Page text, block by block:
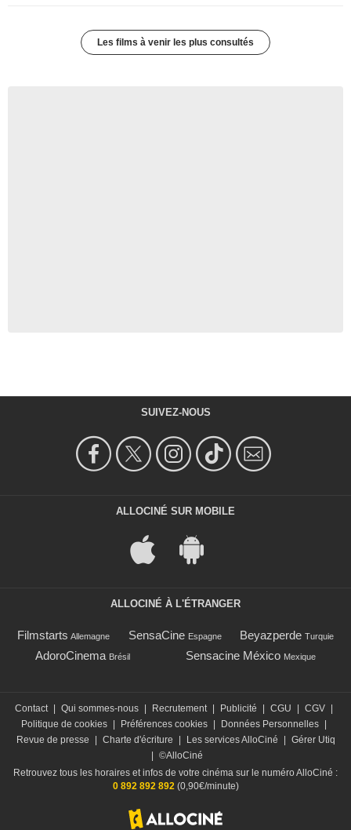
Les films à venir les plus consultés
SUIVEZ-NOUS
ALLOCINÉ SUR MOBILE
ALLOCINÉ À L'ÉTRANGER
Filmstarts Allemagne SensaCine Espagne Beyazperde Turquie
AdoroCinema Brésil Sensacine México Mexique
Contact | Qui sommes-nous | Recrutement | Publicité | CGU | CGV |
Politique de cookies | Préférences cookies | Données Personnelles |
Revue de presse
| Charte d'écriture | Les services AlloCiné | Gérer Utiq
| ©AlloCiné
Retrouvez tous les horaires et infos de votre cinéma sur le numéro AlloCiné :
0 892 892 892 (0,90€/minute)